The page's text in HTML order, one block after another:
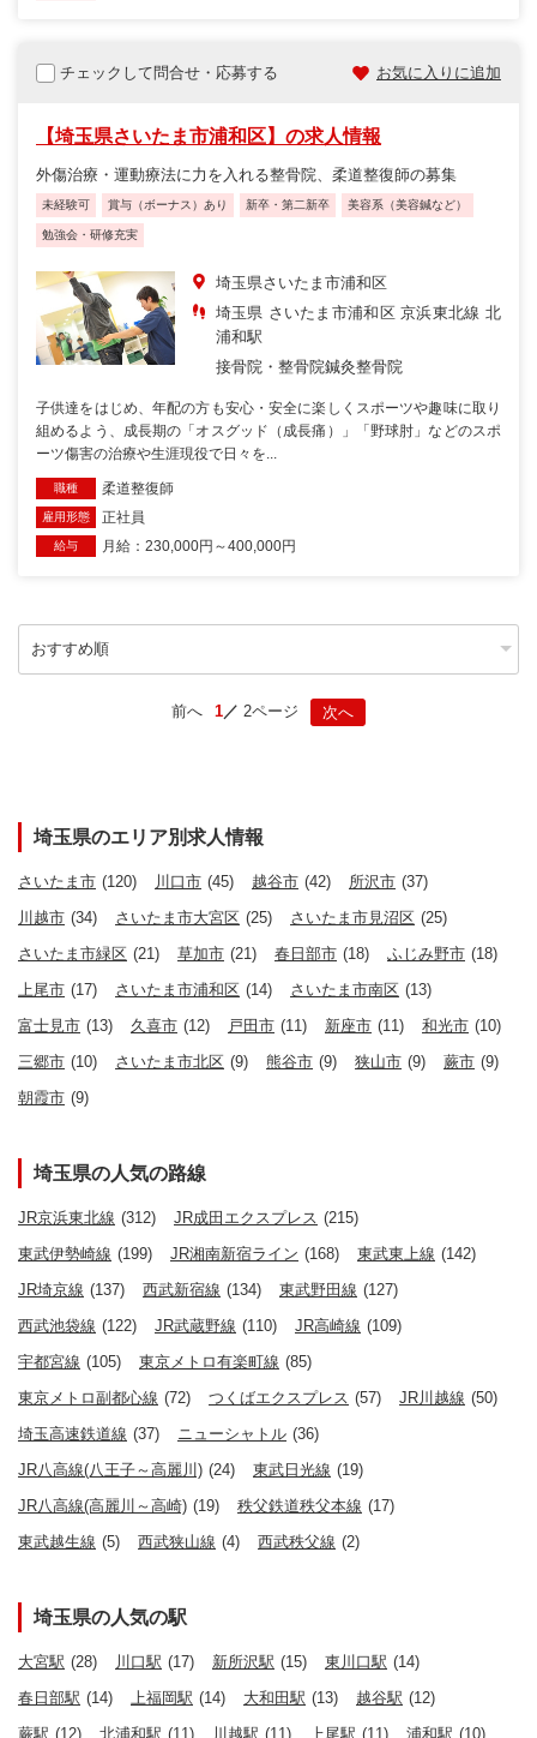
チェックして問合せ・応募する お気に入りに追加
【埼玉県さいたま市浦和区】の求人情報
外傷治療・運動療法に力を入れる整骨院、柔道整復師の募集
未経験可 賞与（ボーナス）あり 新卒・第二新卒 美容系（美容鍼など）
勉強会・研修充実
埼玉県さいたま市浦和区
埼玉県 さいたま市浦和区 京浜東北線 北
浦和駅
接骨院・整骨院鍼灸整骨院
子供達をはじめ、年配の方も安心・安全に楽しくスポーツや趣味に取り
組めるよう、成長期の「オスグッド（成長痛）」「野球肘」などのスポ
ーツ傷害の治療や生涯現役で日々を...
職種 柔道整復師
雇用形態 正社員
給与 月給：230,000円～400,000円
前へ 1 2ページ 次へ
埼玉県のエリア別求人情報
さいたま市 (120) 川口市 (45) 越谷市 (42) 所沢市 (37)
川越市 (34) さいたま市大宮区 (25) さいたま市見沼区 (25)
さいたま市緑区 (21) 草加市 (21) 春日部市 (18) ふじみ野市 (18)
上尾市 (17) さいたま市浦和区 (14) さいたま市南区 (13)
富士見市 (13) 久喜市 (12) 戸田市 (11) 新座市 (11) 和光市 (10)
三郷市 (10) さいたま市北区 (9) 熊谷市 (9) 狭山市 (9) 蕨市 (9)
朝霞市 (9)
埼玉県の人気の路線
JR京浜東北線 (312) JR成田エクスプレス (215)
東武伊勢崎線 (199) JR湘南新宿ライン (168) 東武東上線 (142)
JR埼京線 (137) 西武新宿線 (134) 東武野田線 (127)
西武池袋線 (122) JR武蔵野線 (110) JR高崎線 (109)
宇都宮線 (105) 東京メトロ有楽町線 (85)
東京メトロ副都心線 (72) つくばエクスプレス (57) JR川越線 (50)
埼玉高速鉄道線 (37) ニューシャトル (36)
JR八高線(八王子～高麗川) (24) 東武日光線 (19)
JR八高線(高麗川～高崎) (19) 秩父鉄道秩父本線 (17)
東武越生線 (5) 西武狭山線 (4) 西武秩父線 (2)
埼玉県の人気の駅
大宮駅 (28) 川口駅 (17) 新所沢駅 (15) 東川口駅 (14)
春日部駅 (14) 上福岡駅 (14) 大和田駅 (13) 越谷駅 (12)
蕨駅 (12) 北浦和駅 (11) 川越駅 (11) 上尾駅 (11) 浦和駅 (10)